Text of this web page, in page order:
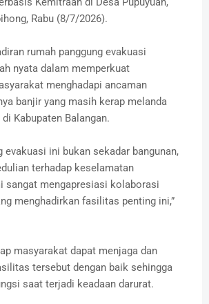
Rabu (8/7/2026).
rumah panggung evakuasi
nyata dalam memperkuat
menghadapi ancaman
banjir yang masih kerap melanda
Kabupaten Balangan.
evakuasi ini bukan sekadar bangunan,
terhadap keselamatan
sangat mengapresiasi kolaborasi
menghadirkan fasilitas penting ini,”
masyarakat dapat menjaga dan
tersebut dengan baik sehingga
saat terjadi keadaan darurat.